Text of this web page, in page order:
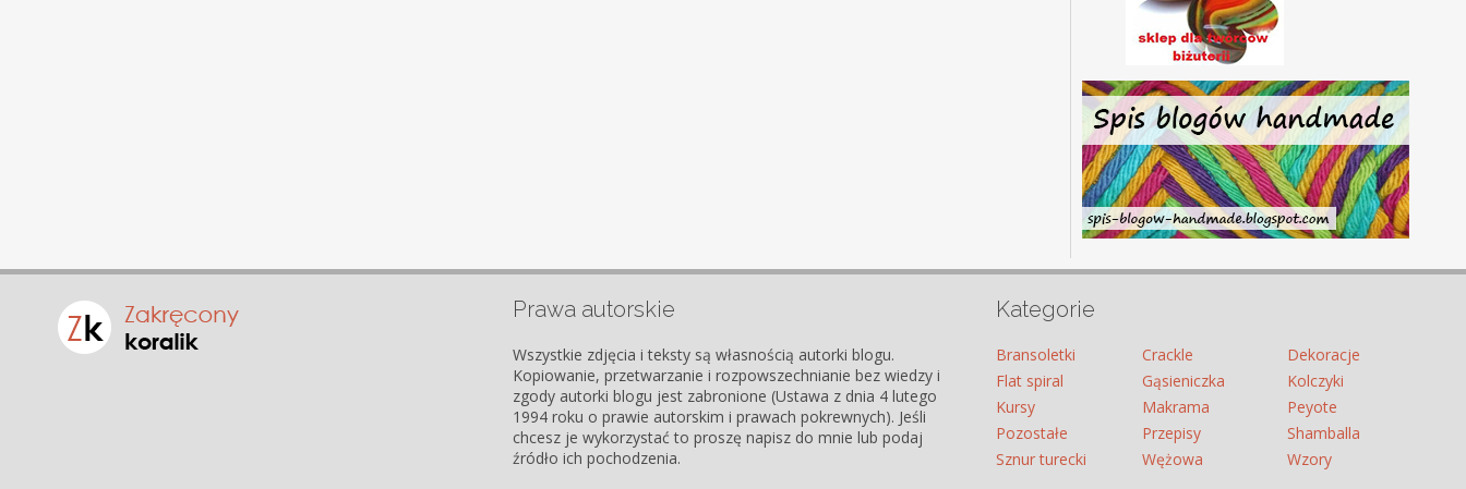
Prawa autorskie
Wszystkie zdjęcia i teksty są własnością autorki blogu.
Kopiowanie, przetwarzanie i rozpowszechnianie bez wiedzy i
zgody autorki blogu jest zabronione (Ustawa z dnia 4 lutego
1994 roku o prawie autorskim i prawach pokrewnych). Jeśli
chcesz je wykorzystać to proszę napisz do mnie lub podaj
źródło ich pochodzenia.
Kategorie
Bransoletki Crackle
Dekoracje
Flat spiral
Gąsieniczka
Kolczyki
Kursy
Makrama
Peyote
Pozostałe
Przepisy
Shamballa
Sznur turecki
Wężowa Wzory